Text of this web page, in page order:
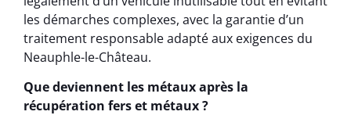
les démarches complexes, avec la garantie d’un
traitement responsable adapté aux exigences du
Neauphle-le-Château.
Que deviennent les métaux après la
récupération fers et métaux ?